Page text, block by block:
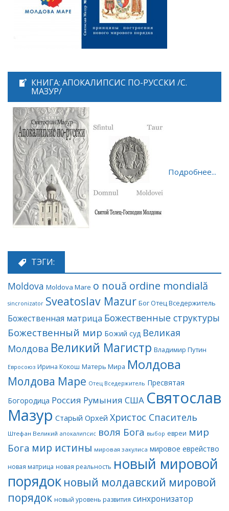
КНИГА: АПОКАЛИПСИС ПО-РУССКИ /С.
МАЗУР/
Подробнее...
ТЭГИ:
Moldova Moldova Mare o nouă ordine mondială
sincronizator Sveatoslav Mazur Бог Отец Вседержитель
Божественная матрица Божественные структуры
Божественный мир Божий суд Великая
Молдова Великий Магистр Владимир Путин
Евросоюз Ирина Кокош Матерь Мира Молдова
Молдова Маре Отец Вседержитель Пресвятая
Богородица Россия Румыния США Святослав
Мазур Старый Орхей Христос Спаситель
Штефан Великий апокалипсис воля Бога выбор евреи мир
Бога мир истины мировая закулиса мировое еврейство
новая матрица новая реальность новый мировой
порядок новый молдавский мировой
порядок новый уровень развития синхронизатор